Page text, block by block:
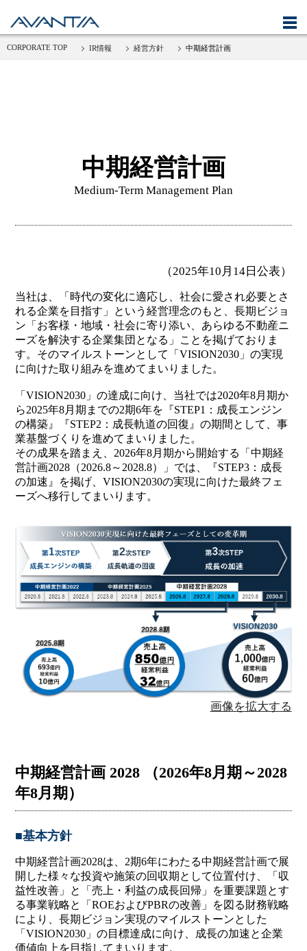
CORPORATE TOP IR情報 経営方針 中期経営計画
中期経営計画
Medium-Term Management Plan
（2025年10月14日公表）
当社は、「時代の変化に適応し、社会に愛され必要とさ
れる企業を目指す」という経営理念のもと、長期ビジョ
ン「お客様・地域・社会に寄り添い、あらゆる不動産ニ
ーズを解決する企業集団となる」ことを掲げておりま
す。そのマイルストーンとして「VISION2030」の実現
に向けた取り組みを進めてまいりました。
「VISION2030」の達成に向け、当社では2020年8月期か
ら2025年8月期までの2期6年を『STEP1：成長エンジン
の構築』『STEP2：成長軌道の回復』の期間として、事
業基盤づくりを進めてまいりました。
その成果を踏まえ、2026年8月期から開始する「中期経
営計画2028（2026.8～2028.8）」では、『STEP3：成長
の加速』を掲げ、VISION2030の実現に向けた最終フェ
ーズへ移行してまいります。
画像を拡大する
中期経営計画 2028 （2026年8月期～2028
年8月期）
■基本方針
中期経営計画2028は、2期6年にわたる中期経営計画で展
開した様々な投資や施策の回収期として位置付け、「収
益性改善」と「売上・利益の成長回帰」を重要課題とす
る事業戦略と「ROEおよびPBRの改善」を図る財務戦略
により、長期ビジョン実現のマイルストーンとした
「VISION2030」の目標達成に向け、成長の加速と企業
価値向上を目指してまいります。